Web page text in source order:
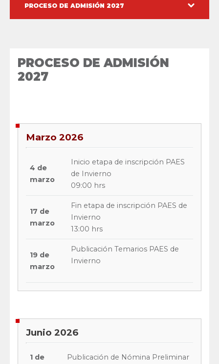
PROCESO DE ADMISIÓN 2027
PROCESO DE ADMISIÓN
2027
Marzo 2026
4 de
marzo
Inicio etapa de inscripción PAES
de Invierno
09:00 hrs
17 de
marzo
Fin etapa de inscripción PAES de
Invierno
13:00 hrs
19 de
marzo
Publicación Temarios PAES de
Invierno
Junio 2026
1 de
Publicación de Nómina Preliminar